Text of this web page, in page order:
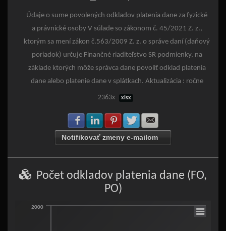
Údaje o sume povolených odkladov platenia dane za fyzické
a právnické osoby V súlade so zákonom č. 45/2021 Z. z.,
ktorým sa mení zákon č.563/2009 Z. z. o správe daní (daňový
poriadok) určuje Finančné riaditeľstvo SR podmienky, na
základe ktorých môže správca dane povoliť odklad platenia
dane alebo platenie dane v splátkach. Aktualizácia : ročne
2363x xlsx
Zdielať na Facebook
Zdielať na LinkedIn
Zdielať na Pinterest
Zdielať na Twitter
Notifikovať zmeny e-mailom
Počet odkladov platenia dane (FO,
PO)
Počet odkladov platenia dane (FO, PO)
2000